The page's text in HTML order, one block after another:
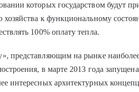
которых государством будут
хозяйства к функциональному
100% оплату тепла.
представляющим на рынке
в марте 2013 года
интересных архитектурных